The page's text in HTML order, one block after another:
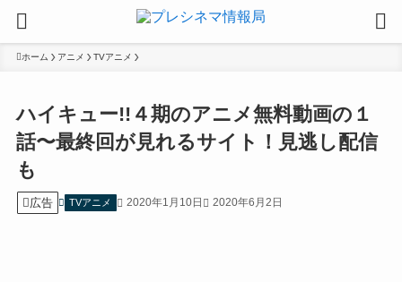
ホーム アニメ TVアニメ
ハイキュー!!４期のアニメ無料動画の１
話〜最終回が見れるサイト！見逃し配信
も
広告 TVアニメ 2020年1月10日 2020年6月2日